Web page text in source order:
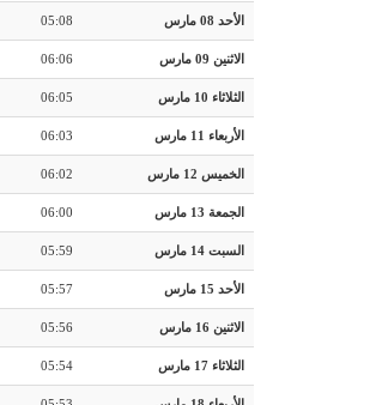
الأحد 08 مارس 05:08
الاثنين 09 مارس 06:06
الثلاثاء 10 مارس 06:05
الأربعاء 11 مارس 06:03
الخميس 12 مارس 06:02
الجمعة 13 مارس 06:00
السبت 14 مارس 05:59
الأحد 15 مارس 05:57
الاثنين 16 مارس 05:56
الثلاثاء 17 مارس 05:54